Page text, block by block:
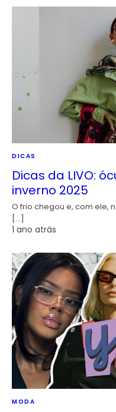
DICAS
Dicas da LIVO:
inverno 2025
O frio chegou e, com ele,
[…]
1 ano atrás
MODA